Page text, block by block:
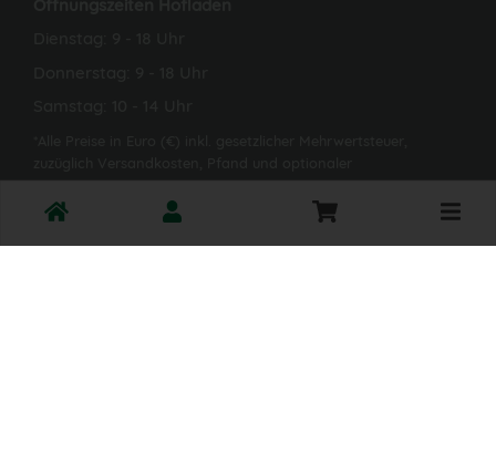
Servicegebühren. Weitere Informationen finden Siehier.
© 2026 Naturkost- Paradies Eschenhof GbR
Toggle
cart